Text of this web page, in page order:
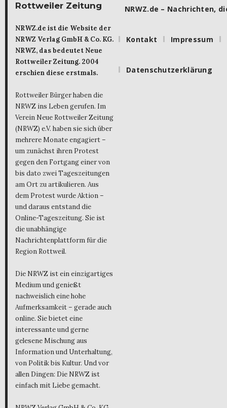
Rottweiler Zeitung
NRWZ.de ist die Website der
NRWZ Verlag GmbH & Co. KG.
NRWZ, das bedeutet Neue
Rottweiler Zeitung. 2004
erschien diese erstmals.
Rottweiler Bürger haben die
NRWZ ins Leben gerufen. Im
Verein Neue Rottweiler Zeitung
(NRWZ) e.V. haben sie sich über
mehrere Monate engagiert –
um zunächst ihren Protest
gegen den Fortgang einer von
bis dato zwei Tageszeitungen
am Ort zu artikulieren. Aus
dem Protest wurde Aktion –
und daraus entstand die
Online-Tageszeitung. Sie ist
die unabhängige
Nachrichtenplattform für die
Region Rottweil.
Die NRWZ ist ein einzigartiges
Medium und genießt
nachweislich eine hohe
Aufmerksamkeit – gerade auch
online. Sie bietet eine
interessante und gerne
gelesene Mischung aus
Information und Unterhaltung,
von Politik bis Kultur. Und vor
allen Dingen: Die NRWZ ist
einfach mit Liebe gemacht.
NRWZ.de – Nachrichten,
Kontakt Impressum
Datenschutzerklärung